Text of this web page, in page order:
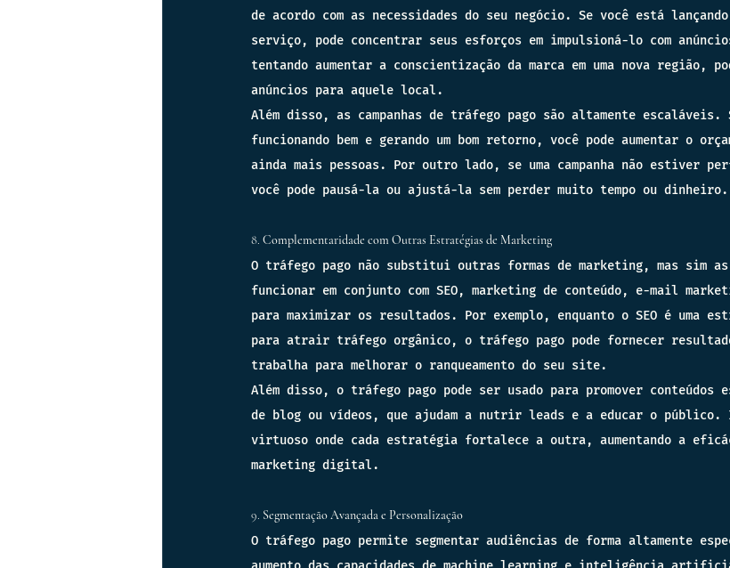
de acordo com as necessidades do seu negócio. Se você está
serviço, pode concentrar seus esforços em impulsioná-lo com
tentando aumentar a conscientização da marca em uma nova região,
anúncios para aquele local.
Além disso, as campanhas de tráfego pago são altamente escaláveis.
funcionando bem e gerando um bom retorno, você pode aumentar o
ainda mais pessoas. Por outro lado, se uma campanha não estiver
você pode pausá-la ou ajustá-la sem perder muito tempo ou dinheiro.
8. Complementaridade com Outras Estratégias de Marketing
O tráfego pago não substitui outras formas de marketing, mas sim as
funcionar em conjunto com SEO, marketing de conteúdo, e-mail
para maximizar os resultados. Por exemplo, enquanto o SEO é uma
para atrair tráfego orgânico, o tráfego pago pode fornecer
trabalha para melhorar o ranqueamento do seu site.
Além disso, o tráfego pago pode ser usado para promover conteúdos
de blog ou vídeos, que ajudam a nutrir leads e a educar o
virtuoso onde cada estratégia fortalece a outra, aumentando a
marketing digital.
9. Segmentação Avançada e Personalização
O tráfego pago permite segmentar audiências de forma altamente